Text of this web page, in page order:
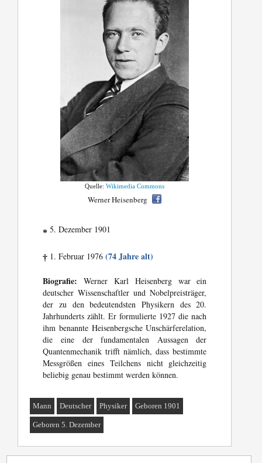
Quelle:Wikimedia Commons
Werner Heisenberg
* 5. Dezember 1901
† 1. Februar 1976(74 Jahre alt)
Biografie: Werner Karl Heisenberg war ein
deutscher Wissenschaftler und Nobelpreisträger,
der zu den bedeutendsten Physikern des 20.
Jahrhunderts zählt. Er formulierte 1927 die nach
ihm benannte Heisenbergsche Unschärferelation,
die eine der fundamentalen Aussagen der
Quantenmechanik trifft nämlich, dass bestimmte
Messgrößen eines Teilchens nicht gleichzeitig
beliebig genau bestimmt werden können.
Mann Deutscher Physiker Geboren 1901
Geboren 5. Dezember